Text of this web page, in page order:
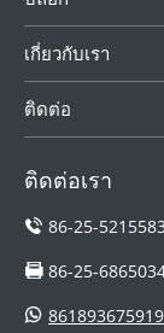
เครื่องมือที่
จำเป...
เกี่ยวกับเรา
ติดต่อ
ติดต่อเรา
86-25-
86-25-